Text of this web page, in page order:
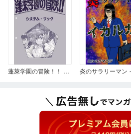
蓬萊学園の冒険！！ システムブック